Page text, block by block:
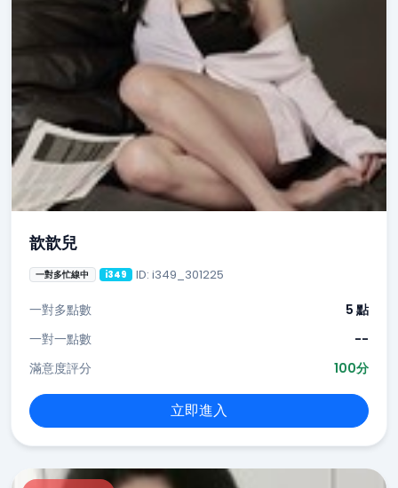
歆歆兒
一對多忙線中 i349 ID: i349_301225
一對多點數
5 點
一對一點數
--
滿意度評分
100分
立即進入